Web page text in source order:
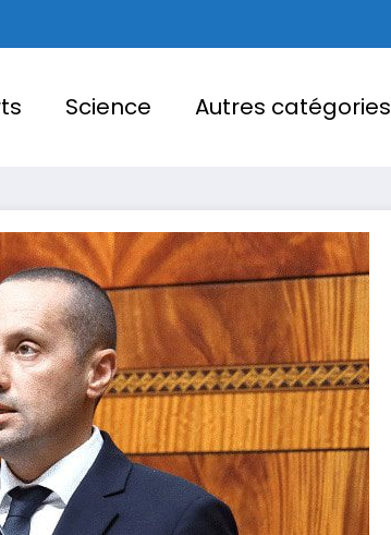
Science Autres catégories